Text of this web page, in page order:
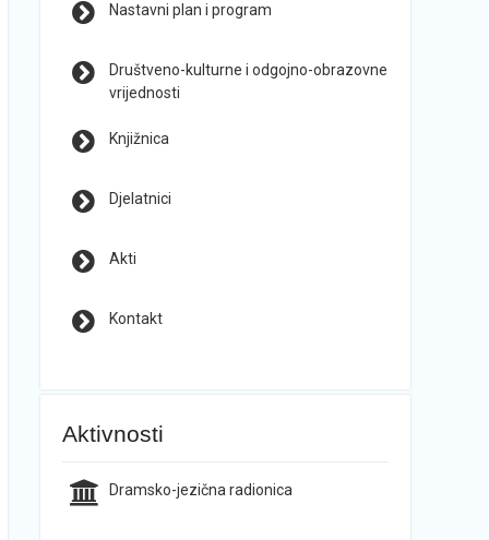
Nastavni plan i program
Društveno-kulturne i odgojno-obrazovne
vrijednosti
Knjižnica
Djelatnici
Akti
Kontakt
Aktivnosti
Dramsko-jezična radionica